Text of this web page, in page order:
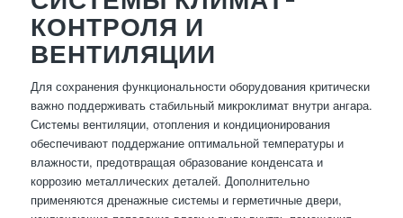
КОНТРОЛЯ И
ВЕНТИЛЯЦИИ
Для сохранения функциональности оборудования критически
важно поддерживать стабильный микроклимат внутри ангара.
Системы вентиляции, отопления и кондиционирования
обеспечивают поддержание оптимальной температуры и
влажности, предотвращая образование конденсата и
коррозию металлических деталей. Дополнительно
применяются дренажные системы и герметичные двери,